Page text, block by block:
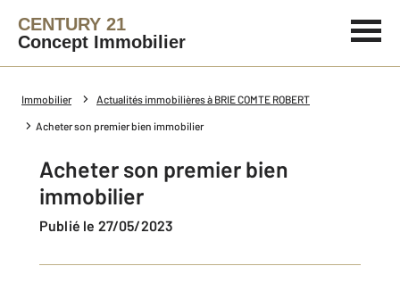
CENTURY 21
Concept Immobilier
Immobilier Actualités immobilières à BRIE COMTE ROBERT
Acheter son premier bien immobilier
Acheter son premier bien
immobilier
Publié le 27/05/2023